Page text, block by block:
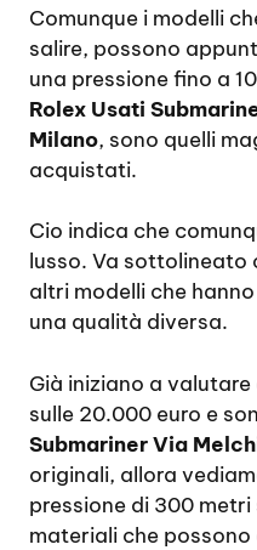
Comunque i modelli
salire, possono
una pressione fino a
Rolex Usati
Milano, sono quelli
acquistati.
Cio indica che
lusso. Va sottolineato
altri modelli che
una qualità diversa.
Già iniziano a
sulle 20.000 euro e
Submariner Via
originali, allora
pressione di 300
materiali che